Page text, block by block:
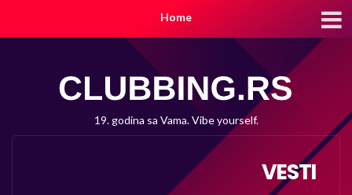
Home
19. godina sa Vama. Vibe yourself.
VESTI